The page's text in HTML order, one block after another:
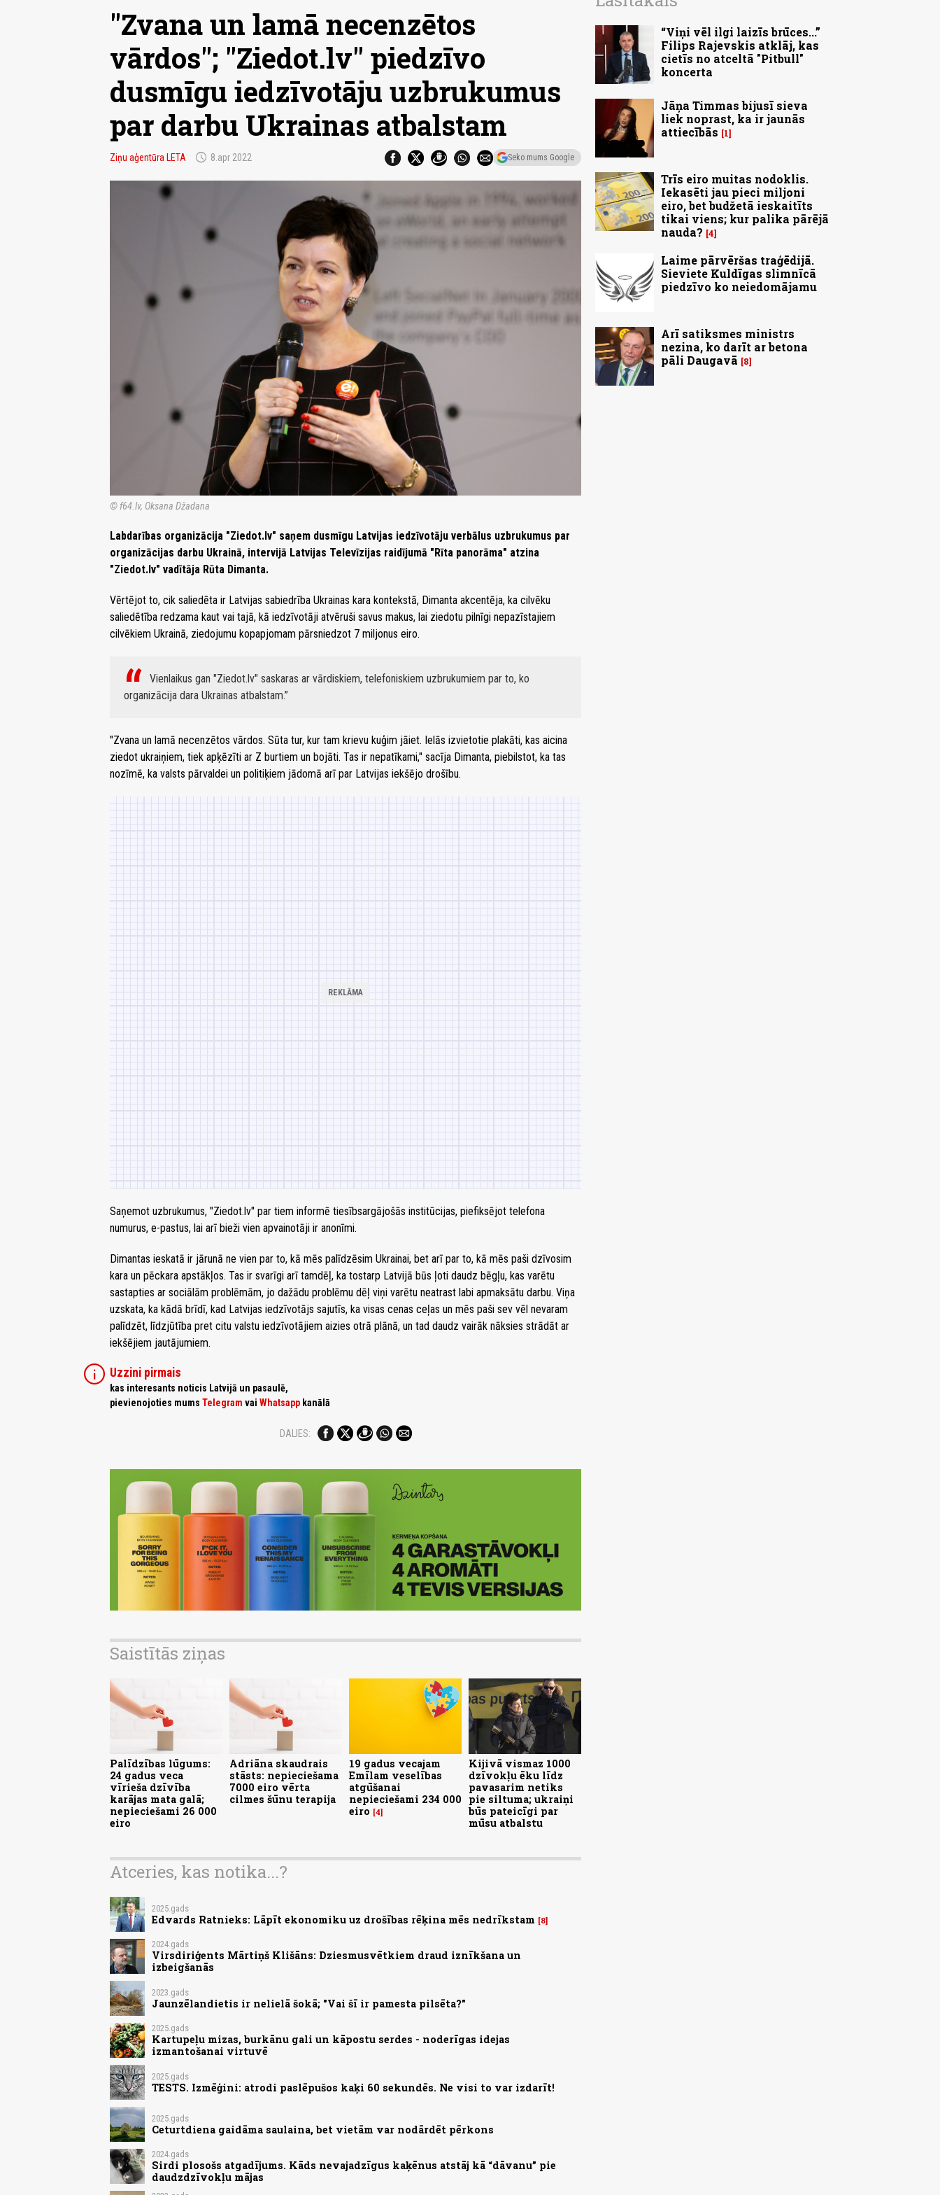
"Zvana un lamā necenzētos
vārdos"; "Ziedot.lv" piedzīvo
dusmīgu iedzīvotāju uzbrukumus
par darbu Ukrainas atbalstam
Ziņu aģentūra LETA schedule 8.apr 2022 Seko mums Google
© f64.lv, Oksana Džadana
Labdarības organizācija "Ziedot.lv" saņem dusmīgu Latvijas iedzīvotāju verbālus uzbrukumus par
organizācijas darbu Ukrainā, intervijā Latvijas Televīzijas raidījumā "Rīta panorāma" atzina
"Ziedot.lv" vadītāja Rūta Dimanta.
Vērtējot to, cik saliedēta ir Latvijas sabiedrība Ukrainas kara kontekstā, Dimanta akcentēja, ka cilvēku
saliedētība redzama kaut vai tajā, kā iedzīvotāji atvēruši savus makus, lai ziedotu pilnīgi nepazīstajiem
cilvēkiem Ukrainā, ziedojumu kopapjomam pārsniedzot 7 miljonus eiro.
Vienlaikus gan "Ziedot.lv" saskaras ar vārdiskiem, telefoniskiem uzbrukumiem par to, ko
organizācija dara Ukrainas atbalstam.
"Zvana un lamā necenzētos vārdos. Sūta tur, kur tam krievu kuģim jāiet. Ielās izvietotie plakāti, kas aicina
ziedot ukraiņiem, tiek apķēzīti ar Z burtiem un bojāti. Tas ir nepatīkami," sacīja Dimanta, piebilstot, ka tas
nozīmē, ka valsts pārvaldei un politiķiem jādomā arī par Latvijas iekšējo drošību.
Saņemot uzbrukumus, "Ziedot.lv" par tiem informē tiesībsargājošās institūcijas, piefiksējot telefona
numurus, e-pastus, lai arī bieži vien apvainotāji ir anonīmi.
Dimantas ieskatā ir jārunā ne vien par to, kā mēs palīdzēsim Ukrainai, bet arī par to, kā mēs paši dzīvosim
kara un pēckara apstākļos. Tas ir svarīgi arī tamdēļ, ka tostarp Latvijā būs ļoti daudz bēgļu, kas varētu
sastapties ar sociālām problēmām, jo dažādu problēmu dēļ viņi varētu neatrast labi apmaksātu darbu. Viņa
uzskata, ka kādā brīdī, kad Latvijas iedzīvotājs sajutīs, ka visas cenas ceļas un mēs paši sev vēl nevaram
palīdzēt, līdzjūtība pret citu valstu iedzīvotājiem aizies otrā plānā, un tad daudz vairāk nāksies strādāt ar
iekšējiem jautājumiem.
info Uzzini pirmais
kas interesants noticis Latvijā un pasaulē,
pievienojoties mums Telegram vai Whatsapp kanālā
DALIES:
Saistītās ziņas
Palīdzības lūgums:
24 gadus veca
vīrieša dzīvība
karājas mata galā;
nepieciešami 26 000
eiro
Adriāna skaudrais
stāsts: nepieciešama
7000 eiro vērta
cilmes šūnu terapija
19 gadus vecajam
Emīlam veselības
atgūšanai
nepieciešami 234 000
eiro 4
Kijivā vismaz 1000
dzīvokļu ēku līdz
pavasarim netiks
pie siltuma; ukraiņi
būs pateicīgi par
mūsu atbalstu
Atceries, kas notika...?
2025.gads
Edvards Ratnieks: Lāpīt ekonomiku uz drošības rēķina mēs nedrīkstam 8
2024.gads
Virsdiriģents Mārtiņš Klišāns: Dziesmusvētkiem draud iznīkšana un
izbeigšanās
2023.gads
Jaunzēlandietis ir nelielā šokā; "Vai šī ir pamesta pilsēta?"
2025.gads
Kartupeļu mizas, burkānu gali un kāpostu serdes - noderīgas idejas
izmantošanai virtuvē
2025.gads
TESTS. Izmēģini: atrodi paslēpušos kaķi 60 sekundēs. Ne visi to var izdarīt!
2025.gads
Ceturtdiena gaidāma saulaina, bet vietām var nodārdēt pērkons
2024.gads
Sirdi plosošs atgadījums. Kāds nevajadzīgus kaķēnus atstāj kā “dāvanu” pie
daudzdzīvokļu mājas
“Viņi vēl ilgi laizīs brūces...”
Filips Rajevskis atklāj, kas
cietīs no atceltā "Pitbull"
koncerta
Jāņa Timmas bijusī sieva
liek noprast, ka ir jaunās
attiecībās
1
Trīs eiro muitas nodoklis.
Iekasēti jau pieci miljoni
eiro, bet budžetā ieskaitīts
tikai viens; kur palika pārējā
nauda? 4
Laime pārvēršas traģēdijā.
Sieviete Kuldīgas slimnīcā
piedzīvo ko neiedomājamu
Arī satiksmes ministrs
nezina, ko darīt ar betona
pāli Daugavā
8